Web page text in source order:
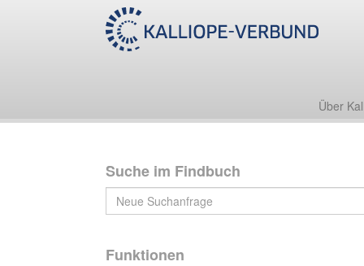
Über
Suche im Findbuch
Funktionen
Einzeldokumente Universitätsbibliothek Basel